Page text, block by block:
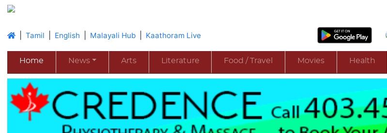
|Tamil English Malayali Hub Kaathoram Live
Home News Arts Literature Food / Travel Movies Health